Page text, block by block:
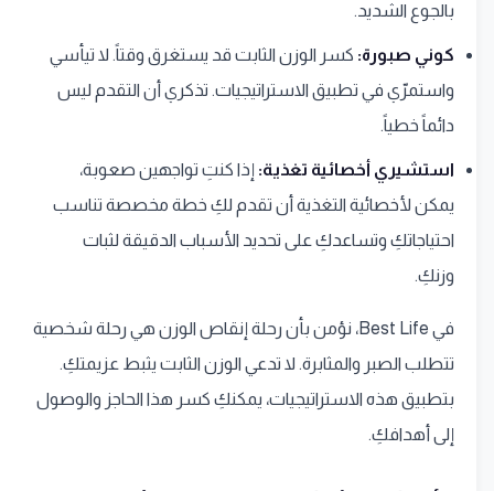
بالجوع الشديد.
كوني صبورة: كسر الوزن الثابت قد يستغرق وقتاً. لا تيأسي
واستمرّي في تطبيق الاستراتيجيات. تذكري أن التقدم ليس
دائماً خطياً.
استشيري أخصائية تغذية: إذا كنتِ تواجهين صعوبة،
يمكن لأخصائية التغذية أن تقدم لكِ خطة مخصصة تناسب
احتياجاتكِ وتساعدكِ على تحديد الأسباب الدقيقة لثبات
وزنكِ.
في Best Life، نؤمن بأن رحلة إنقاص الوزن هي رحلة شخصية
تتطلب الصبر والمثابرة. لا تدعي الوزن الثابت يثبط عزيمتكِ.
بتطبيق هذه الاستراتيجيات، يمكنكِ كسر هذا الحاجز والوصول
إلى أهدافكِ.